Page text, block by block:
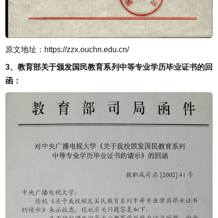
原文地址： https://zzx.ouchn.edu.cn/
3、教育部关于颁发国民教育系列中等专业学历毕业证书的回
函：